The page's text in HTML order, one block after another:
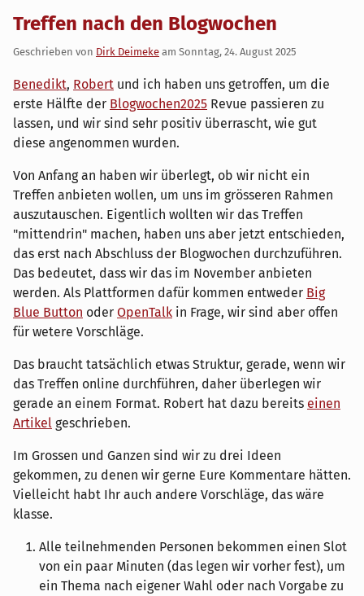
Treffen nach den Blogwochen
Geschrieben von Dirk Deimeke am Sonntag, 24. August 2025
Benedikt, Robert und ich haben uns getroffen, um die
erste Hälfte der Blogwochen2025 Revue passieren zu
lassen, und wir sind sehr positiv überrascht, wie gut
diese angenommen wurden.
Von Anfang an haben wir überlegt, ob wir nicht ein
Treffen anbieten wollen, um uns im grösseren Rahmen
auszutauschen. Eigentlich wollten wir das Treffen
"mittendrin" machen, haben uns aber jetzt entschieden,
das erst nach Abschluss der Blogwochen durchzuführen.
Das bedeutet, dass wir das im November anbieten
werden. Als Plattformen dafür kommen entweder Big
Blue Button oder OpenTalk in Frage, wir sind aber offen
für wetere Vorschläge.
Das braucht tatsächlich etwas Struktur, gerade, wenn wir
das Treffen online durchführen, daher überlegen wir
gerade an einem Format. Robert hat dazu bereits einen
Artikel geschrieben.
Im Grossen und Ganzen sind wir zu drei Ideen
gekommen, zu denen wir gerne Eure Kommentare hätten.
Vielleicht habt Ihr auch andere Vorschläge, das wäre
klasse.
Alle teilnehmenden Personen bekommen einen Slot
von ein paar Minuten (das legen wir vorher fest), um
ein Thema nach eigener Wahl oder nach Vorgabe zu